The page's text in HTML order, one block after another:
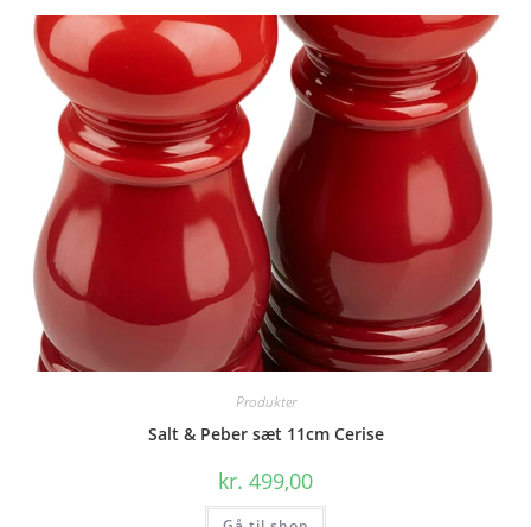
Produkter
Salt & Peber sæt 11cm Cerise
kr. 499,00